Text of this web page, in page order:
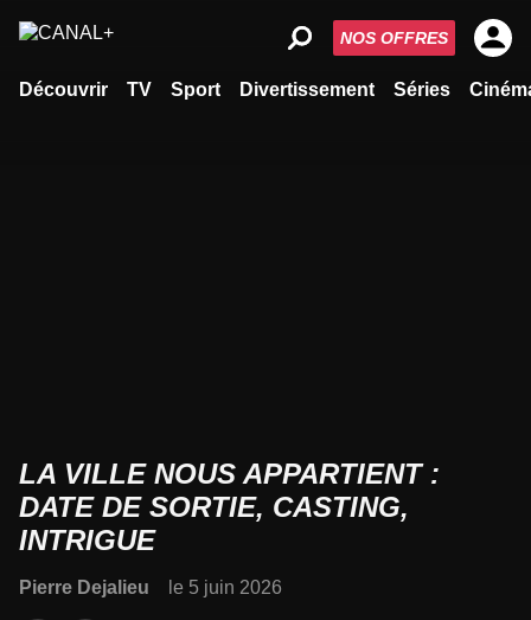
Découvrir TV Sport Divertissement Séries
NOS OFFRES
LA VILLE NOUS APPARTIENT :
DATE DE SORTIE, CASTING,
INTRIGUE
Pierre Dejalieu le 5 juin 2026